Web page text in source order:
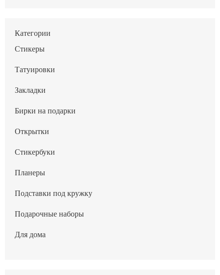
Категории
Стикеры
Татуировки
Закладки
Бирки на подарки
Открытки
Стикербуки
Планеры
Подставки под кружку
Подарочные наборы
Для дома